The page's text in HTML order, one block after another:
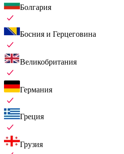
Болгария
Босния и Герцеговина
Великобритания
Германия
Греция
Грузия